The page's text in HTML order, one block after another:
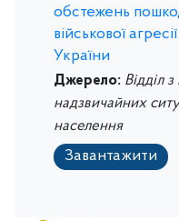
обстежень
військової
України
Джерело: Відділ
надзвичайних
населення
Завантажити